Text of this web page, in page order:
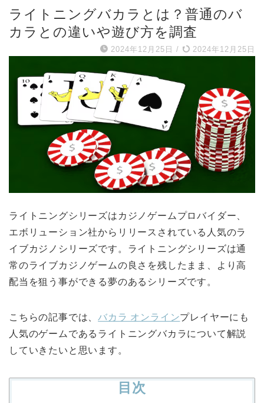
ライトニングバカラとは？普通のバ
カラとの違いや遊び方を調査
2024年12月25日 / 2024年12月25日
ライトニングシリーズはカジノゲームプロバイダー、
エボリューション社からリリースされている人気のラ
イブカジノシリーズです。ライトニングシリーズは通
常のライブカジノゲームの良さを残したまま、より高
配当を狙う事ができる夢のあるシリーズです。
こちらの記事では、バカラ オンラインプレイヤーにも
人気のゲームであるライトニングバカラについて解説
していきたいと思います。
目次